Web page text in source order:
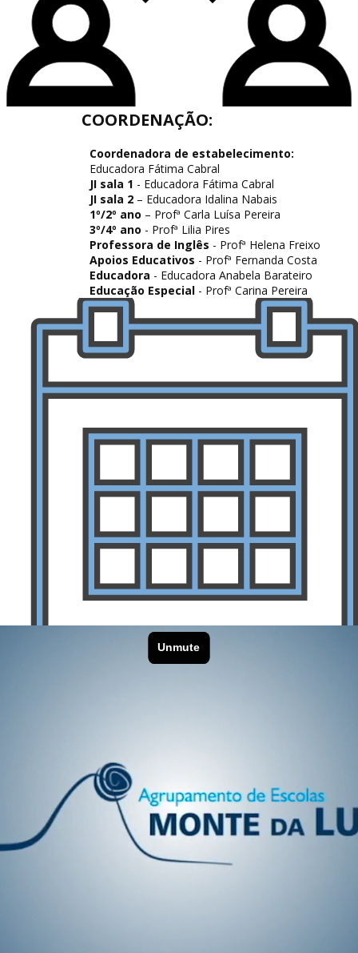
COORDENAÇÃO:
Coordenadora de estabelecimento:
Educadora Fátima Cabral
JI sala 1 - ​Educadora Fátima Cabral
JI sala 2 – ​​Educadora ​Idalina Nabais
1º/2º ano – ​Profª Carla Luísa Pereira
3º/4º ano - ​​Profª Lilia Pires
Professora de Inglês - Profª Helena Freixo
Apoios Educativos - ​Profª Fernanda Costa
Educadora - ​​Educadora ​Anabela Barateiro
Educação Especial - Profª Carina Pereira